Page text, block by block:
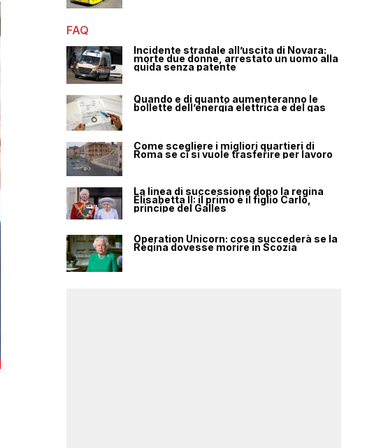
FAQ
Incidente stradale all’uscita di Novara:
morte due donne, arrestato un uomo alla
guida senza patente
Quando e di quanto aumenteranno le
bollette dell’energia elettrica e del gas
Come scegliere i migliori quartieri di
Roma se ci si vuole trasferire per lavoro
La linea di successione dopo la regina
Elisabetta II: il primo è il figlio Carlo,
principe del Galles
Operation Unicorn: cosa succederà se la
Regina dovesse morire in Scozia